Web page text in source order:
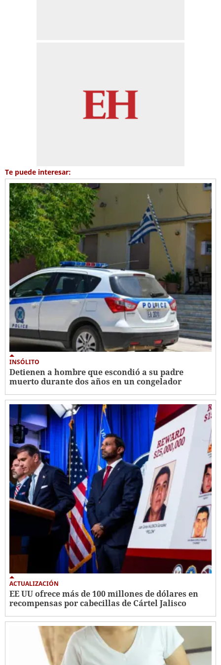
Te puede interesar:
INSÓLITO
Detienen a hombre que escondió a su padre
muerto durante dos años en un congelador
ACTUALIZACIÓN
EE UU ofrece más de 100 millones de dólares en
recompensas por cabecillas de Cártel Jalisco